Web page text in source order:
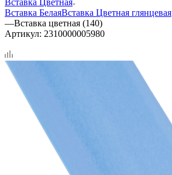
Вставка БелаяВставка Цветная глянцевая
—Вставка цветная (140)
Артикул: 2310000005980